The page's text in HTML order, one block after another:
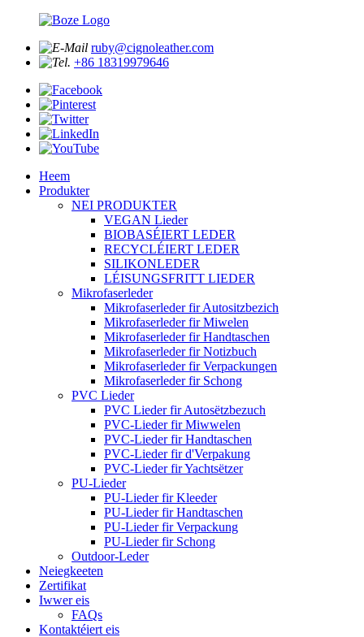
ruby@cignoleather.com
+86 18319979646
Heem
Produkter
NEI PRODUKTER
VEGAN Lieder
BIOBASÉIERT LEDER
RECYCLÉIERT LEDER
SILIKONLEDER
LÉISUNGSFRITT LIEDER
Mikrofaserleder
Mikrofaserleder fir Autositzbezich
Mikrofaserleder fir Miwelen
Mikrofaserleder fir Handtaschen
Mikrofaserleder fir Notizbuch
Mikrofaserleder fir Verpackungen
Mikrofaserleder fir Schong
PVC Lieder
PVC Lieder fir Autosëtzbezuch
PVC-Lieder fir Miwwelen
PVC-Lieder fir Handtaschen
PVC-Lieder fir d'Verpakung
PVC-Lieder fir Yachtsëtzer
PU-Lieder
PU-Lieder fir Kleeder
PU-Lieder fir Handtaschen
PU-Lieder fir Verpackung
PU-Lieder fir Schong
Outdoor-Leder
Neiegkeeten
Zertifikat
Iwwer eis
FAQs
Kontaktéiert eis